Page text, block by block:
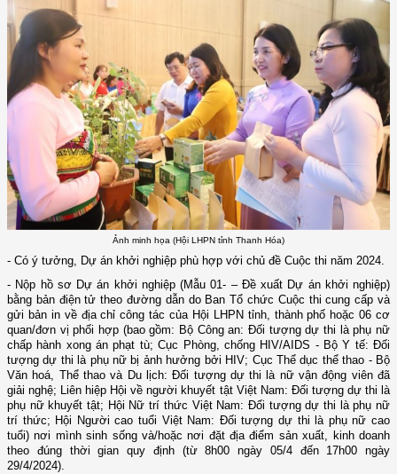
Ảnh minh họa (Hội LHPN tỉnh Thanh Hóa)
- Có ý tưởng, Dự án khởi nghiệp phù hợp với chủ đề Cuộc thi năm 2024.
- Nộp hồ sơ Dự án khởi nghiệp (Mẫu 01- – Đề xuất Dự án khởi nghiệp)
bằng bản điện tử theo đường dẫn do Ban Tổ chức Cuộc thi cung cấp và
gửi bản in về địa chỉ công tác của Hội LHPN tỉnh, thành phố hoặc 06 cơ
quan/đơn vị phối hợp (bao gồm: Bộ Công an: Đối tượng dự thi là phụ nữ
chấp hành xong án phạt tù; Cục Phòng, chống HIV/AIDS - Bộ Y tế: Đối
tượng dự thi là phụ nữ bị ảnh hưởng bởi HIV; Cục Thể dục thể thao - Bộ
Văn hoá, Thể thao và Du lịch: Đối tượng dự thi là nữ vận động viên đã
giải nghệ; Liên hiệp Hội về người khuyết tật Việt Nam: Đối tượng dự thi là
phụ nữ khuyết tật; Hội Nữ trí thức Việt Nam: Đối tượng dự thi là phụ nữ
trí thức; Hội Người cao tuổi Việt Nam: Đối tượng dự thi là phụ nữ cao
tuổi) nơi mình sinh sống và/hoặc nơi đặt địa điểm sản xuất, kinh doanh
theo đúng thời gian quy định (từ 8h00 ngày 05/4 đến 17h00 ngày
29/4/2024).